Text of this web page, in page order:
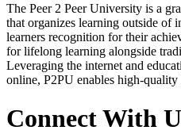
The Peer 2 Peer University is a
that organizes learning outside of
learners recognition for their
for lifelong learning alongside
Leveraging the internet and
online, P2PU enables high-
Connect With